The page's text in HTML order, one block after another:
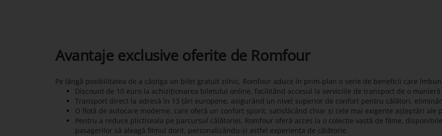
Avantaje exclusive oferite de Romfour
Pe lângă posibilitatea de a câștiga un bilet gratuit zilnic, Romfour aduce în prim-plan o serie de beneficii care
Discount de 10 euro la achiziționarea biletului online, facilitând accesul la serviciile de transport de o
Transport direct la adresă în 13 țări europene, asigurând un nivel superior de confort pentru călători,
O flotă de autocare moderne, care oferă un confort sporit, satisfăcând chiar și cele mai exigente așteptări ale
Pentru a reduce plictiseala pe parcursul călătoriei, Romfour oferă acces la o colecție vastă de filme,
pasagerilor să aleagă filmul dorit, personalizându-și astfel experiența de călătorie.